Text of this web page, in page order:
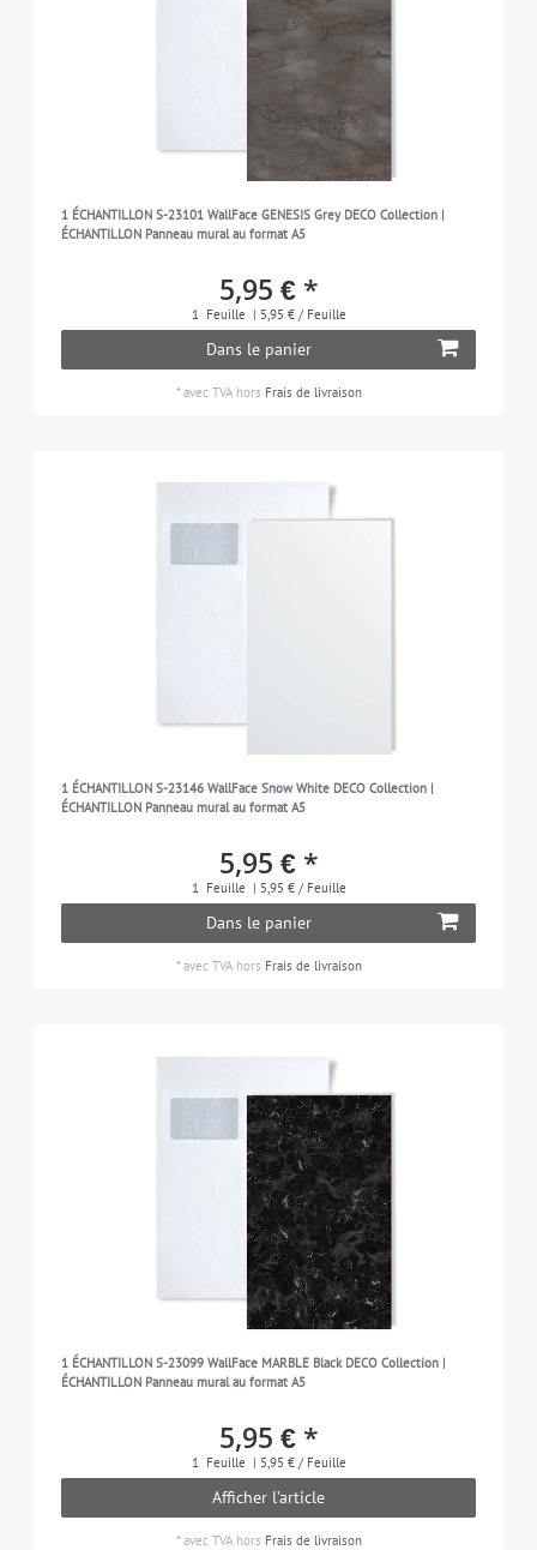
1 ÉCHANTILLON S-23101 WallFace GENESIS Grey DECO Collection |
ÉCHANTILLON Panneau mural au format A5
5,95 € *
1 Feuille | 5,95 € / Feuille
Dans le panier
*avec TVAhors Frais de livraison
1 ÉCHANTILLON S-23146 WallFace Snow White DECO Collection |
ÉCHANTILLON Panneau mural au format A5
5,95 € *
1 Feuille | 5,95 € / Feuille
Dans le panier
*avec TVAhors Frais de livraison
1 ÉCHANTILLON S-23099 WallFace MARBLE Black DECO Collection |
ÉCHANTILLON Panneau mural au format A5
5,95 € *
1 Feuille | 5,95 € / Feuille
Afficher l’article
*avec TVAhors Frais de livraison